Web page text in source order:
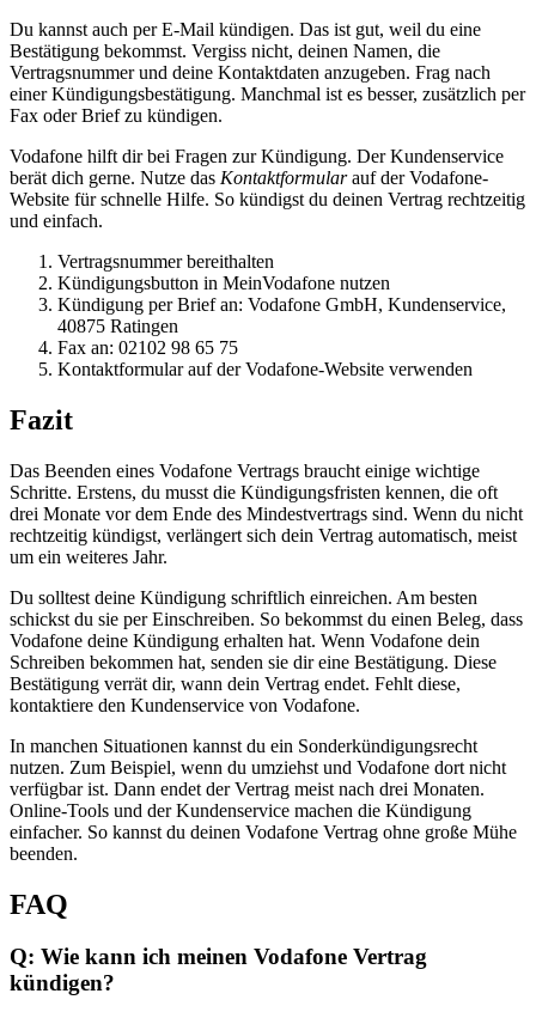
Du kannst auch per E-Mail kündigen. Das ist gut, weil du eine
Bestätigung bekommst. Vergiss nicht, deinen Namen, die
Vertragsnummer und deine Kontaktdaten anzugeben. Frag nach
einer Kündigungsbestätigung. Manchmal ist es besser, zusätzlich per
Fax oder Brief zu kündigen.
Vodafone hilft dir bei Fragen zur Kündigung. Der Kundenservice
berät dich gerne. Nutze das Kontaktformularauf der Vodafone-
Website für schnelle Hilfe. So kündigst du deinen Vertrag rechtzeitig
und einfach.
Vertragsnummer bereithalten
Kündigungsbutton in MeinVodafone nutzen
Kündigung per Brief an: Vodafone GmbH, Kundenservice,
40875 Ratingen
Fax an: 02102 98 65 75
Kontaktformular auf der Vodafone-Website verwenden
Fazit
Das Beenden eines Vodafone Vertrags braucht einige wichtige
Schritte. Erstens, du musst die Kündigungsfristen kennen, die oft
drei Monate vor dem Ende des Mindestvertrags sind. Wenn du nicht
rechtzeitig kündigst, verlängert sich dein Vertrag automatisch, meist
um ein weiteres Jahr.
Du solltest deine Kündigung schriftlich einreichen. Am besten
schickst du sie per Einschreiben. So bekommst du einen Beleg, dass
Vodafone deine Kündigung erhalten hat. Wenn Vodafone dein
Schreiben bekommen hat, senden sie dir eine Bestätigung. Diese
Bestätigung verrät dir, wann dein Vertrag endet. Fehlt diese,
kontaktiere den Kundenservice von Vodafone.
In manchen Situationen kannst du ein Sonderkündigungsrecht
nutzen. Zum Beispiel, wenn du umziehst und Vodafone dort nicht
verfügbar ist. Dann endet der Vertrag meist nach drei Monaten.
Online-Tools und der Kundenservice machen die Kündigung
einfacher. So kannst du deinen Vodafone Vertrag ohne große Mühe
beenden.
FAQ
Q: Wie kann ich meinen Vodafone Vertrag
kündigen?